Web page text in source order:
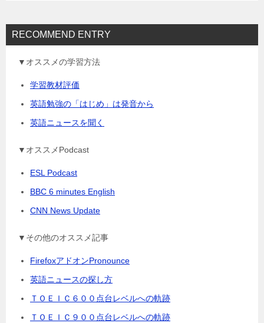
RECOMMEND ENTRY
▼オススメの学習方法
学習教材評価
英語勉強の「はじめ」は発音から
英語ニュースを聞く
▼オススメPodcast
ESL Podcast
BBC 6 minutes English
CNN News Update
▼その他のオススメ記事
FirefoxアドオンPronounce
英語ニュースの探し方
ＴＯＥＩＣ６００点台レベルへの軌跡
ＴＯＥＩＣ９００点台レベルへの軌跡